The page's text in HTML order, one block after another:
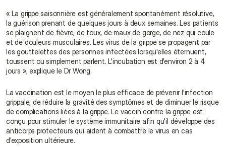
« La grippe saisonnière est généralement spontanément résolutive,
la guérison prenant de quelques jours à deux semaines. Les patients
se plaignent de fièvre, de toux, de maux de gorge, de nez qui coule
et de douleurs musculaires. Les virus de la grippe se propagent par
les gouttelettes des personnes infectées lorsqu'elles éternuent,
toussent ou simplement parlent. L'incubation est d'environ 2 à 4
jours », explique le Dr Wong.
La vaccination est le moyen le plus efficace de prévenir l'infection
grippale, de réduire la gravité des symptômes et de diminuer le risque
de complications liées à la grippe. Le vaccin contre la grippe est
conçu pour stimuler le système immunitaire afin qu'il développe des
anticorps protecteurs qui aident à combattre le virus en cas
d'exposition ultérieure.